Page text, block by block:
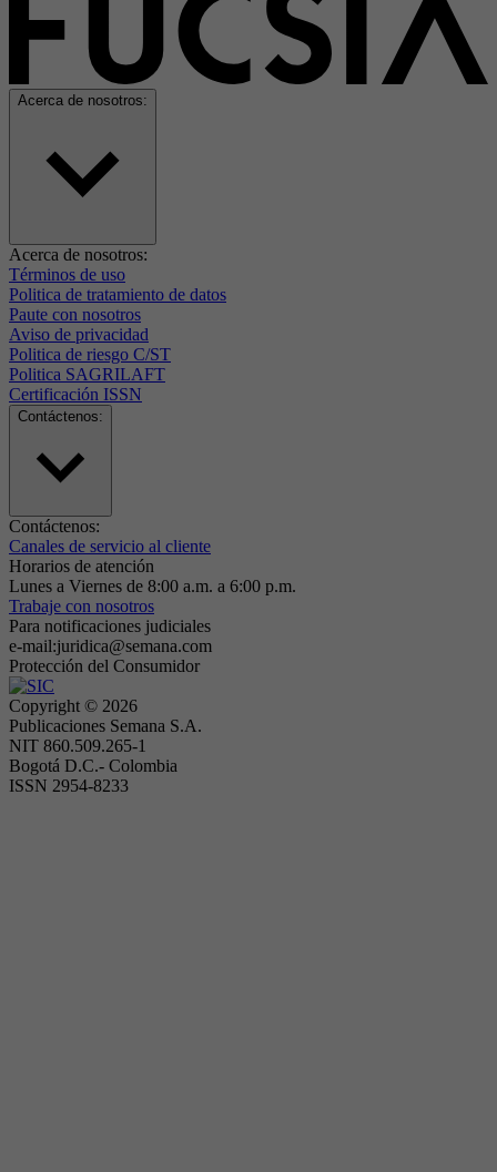
Acerca de nosotros:
Acerca de nosotros:
Términos de uso
Politica de tratamiento de datos
Paute con nosotros
Aviso de privacidad
Politica de riesgo C/ST
Politica SAGRILAFT
Certificación ISSN
Contáctenos:
Contáctenos:
Canales de servicio al cliente
Horarios de atención
Lunes a Viernes de 8:00 a.m. a 6:00 p.m.
Trabaje con nosotros
Para notificaciones judiciales
e-mail:juridica@semana.com
Protección del Consumidor
Copyright © 2026
Publicaciones Semana S.A.
NIT 860.509.265-1
Bogotá D.C.- Colombia
ISSN 2954-8233